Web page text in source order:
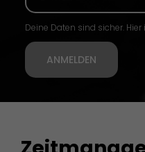
Deine Daten sind sicher. Hier
ANMELDEN